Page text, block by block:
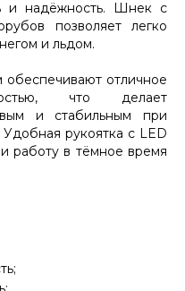
и надёжность. Шнек с
позволяет легко
и льдом.
отличное
что делает
и стабильным при
рукоятка с LED
работу в тёмное время